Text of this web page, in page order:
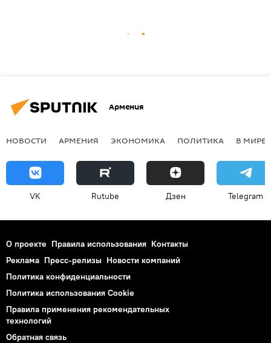
Армения
НОВОСТИ АРМЕНИЯ ЭКОНОМИКА ПОЛИТИКА В МИРЕ
VK Rutube Дзен Telegram
О проекте Правила использования Контакты
Реклама Пресс-релизы Новости компаний
Политика конфиденциальности
Политика использования Cookie
Правила применения рекомендательных
технологий
Обратная связь